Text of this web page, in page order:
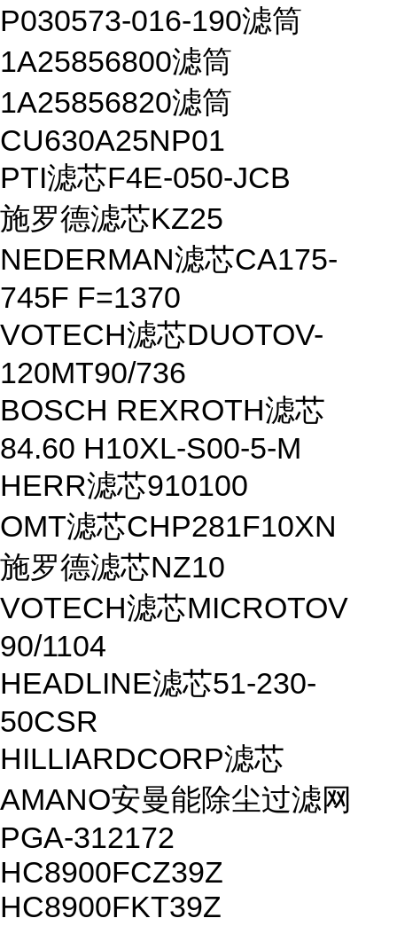
P030573-016-190滤筒
1A25856800滤筒
1A25856820滤筒
CU630A25NP01
PTI滤芯F4E-050-JCB
施罗德滤芯KZ25
NEDERMAN滤芯CA175-
745F F=1370
VOTECH滤芯DUOTOV-
120MT90/736
BOSCH REXROTH滤芯
84.60 H10XL-S00-5-M
HERR滤芯910100
OMT滤芯CHP281F10XN
施罗德滤芯NZ10
VOTECH滤芯MICROTOV
90/1104
HEADLINE滤芯51-230-
50CSR
HILLIARDCORP滤芯
AMANO安曼能除尘过滤网
PGA-312172
HC8900FCZ39Z
HC8900FKT39Z